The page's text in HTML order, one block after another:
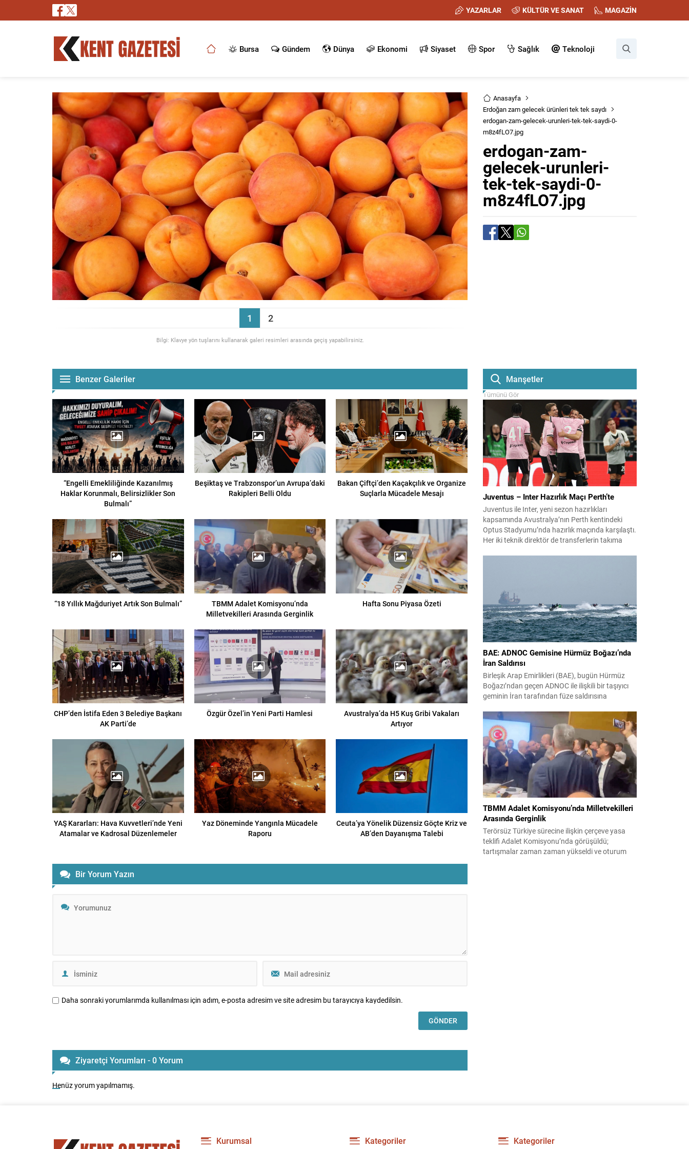
YAZARLAR KÜLTÜR VE SANAT MAGAZİN
Bursa Gündem Dünya Ekonomi Siyaset Spor Sağlık Teknoloji
1 2
Bilgi: Klavye yön tuşlarını kullanarak galeri resimleri arasında geçiş yapabilirsiniz.
Anasayfa
Erdoğan zam gelecek ürünleri tek tek saydı
erdogan-zam-gelecek-urunleri-tek-tek-saydi-0-
m8z4fLO7.jpg
erdogan-zam-
gelecek-urunleri-
tek-tek-saydi-0-
m8z4fLO7.jpg
Benzer Galeriler
“Engelli Emekliliğinde Kazanılmış
Haklar Korunmalı, Belirsizlikler Son
Bulmalı”
Beşiktaş ve Trabzonspor’un Avrupa’daki
Rakipleri Belli Oldu
Bakan Çiftçi’den Kaçakçılık ve Organize
Suçlarla Mücadele Mesajı
“18 Yıllık Mağduriyet Artık Son Bulmalı”
TBMM Adalet Komisyonu’nda
Milletvekilleri Arasında Gerginlik
Hafta Sonu Piyasa Özeti
CHP’den İstifa Eden 3 Belediye Başkanı
AK Parti’de
Özgür Özel’in Yeni Parti Hamlesi
Avustralya’da H5 Kuş Gribi Vakaları
Artıyor
YAŞ Kararları: Hava Kuvvetleri’nde Yeni
Atamalar ve Kadrosal Düzenlemeler
Yaz Döneminde Yangınla Mücadele
Raporu
Ceuta’ya Yönelik Düzensiz Göçte Kriz ve
AB’den Dayanışma Talebi
Bir Yorum Yazın
Daha sonraki yorumlarımda kullanılması için adım, e-posta adresim ve site adresim bu tarayıcıya kaydedilsin.
Ziyaretçi Yorumları - 0 Yorum
Henüz yorum yapılmamış.
Manşetler
Tümünü Gör
Juventus – Inter Hazırlık Maçı Perth’te
Juventus ile Inter, yeni sezon hazırlıkları
kapsamında Avustralya’nın Perth kentindeki
Optus Stadyumu’nda hazırlık maçında karşılaştı.
Her iki teknik direktör de transferlerin takıma
Yıldız ilk 11’de görev alırken,...
BAE: ADNOC Gemisine Hürmüz Boğazı’nda
İran Saldırısı
Birleşik Arap Emirlikleri (BAE), bugün Hürmüz
Boğazı’ndan geçen ADNOC ile ilişkili bir taşıyıcı
geminin İran tarafından füze saldırısına
alındığını bildirirken saldırıyı kınadı ve Tahran’ı
korsanlıkla suçladı. WAM ajansının aktardığı ilk
açıklamada, ADNOC’a ait bir geminin sabah
saatlerinde hedef alındığı belirtildi; ilerleyen
dakikalarda ise BAE...
TBMM Adalet Komisyonu’nda Milletvekilleri
Arasında Gerginlik
Terörsüz Türkiye sürecine ilişkin çerçeve yasa
teklifi Adalet Komisyonu’nda görüşüldü;
tartışmalar zaman zaman yükseldi ve oturum
Kurumsal Kategoriler Kategoriler